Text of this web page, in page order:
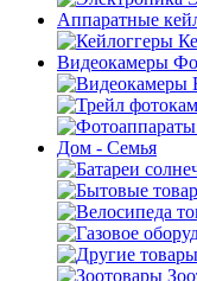
Аппаратные
Видеокамеры
Дом - Семья